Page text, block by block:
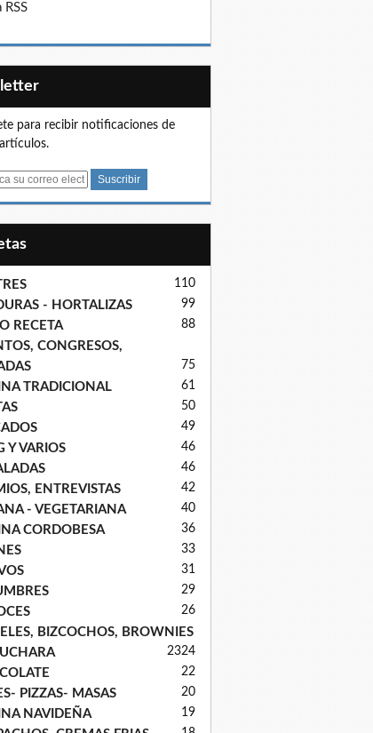
RSS
para recibir notificaciones de
110
- HORTALIZAS 99
RECETA 88
CONGRESOS,
75
TRADICIONAL 61
50
49
Y VARIOS 46
46
ENTREVISTAS 42
- VEGETARIANA 40
CORDOBESA 36
33
31
29
26
BIZCOCHOS, BROWNIES
24
23
22
PIZZAS- MASAS 20
NAVIDEÑA 19